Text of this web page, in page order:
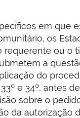
em que
os
requerente ou o
a
do
e 34º, antes
sobre o
da autorização